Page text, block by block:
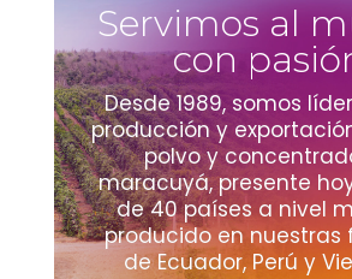
Servimos al
con
Desde 1989, somos
producción y
polvo y
maracuyá, presente
de 40 países a nivel
producido en nuestras
de Ecuador, Perú y